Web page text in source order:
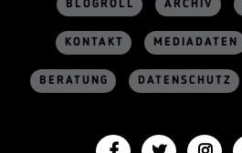
BLOGROLL ARCHIV
KONTAKT MEDIADATEN
BERATUNG DATENSCHUTZ